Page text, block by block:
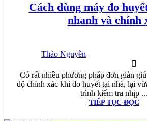
Cách dùng máy đo
nhanh và chính
Thảo Nguyễn
Có rất nhiều phương pháp đơn giản
độ chính xác khi đo huyết tại nhà, lại
trình kiểm tra nhịp ...
TIẾP TỤC ĐỌC